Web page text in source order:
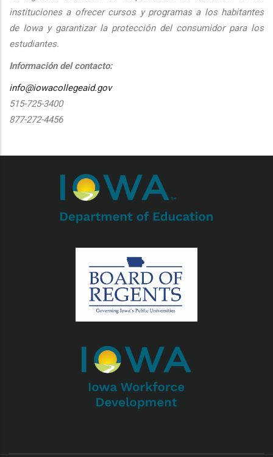
instituciones a ofrecer cursos y programas a los habitantes
de Iowa y garantizar la protección del consumidor para los
estudiantes.
Información del contacto:
info@iowacollegeaid.gov
515-725-3400
877-272-4456